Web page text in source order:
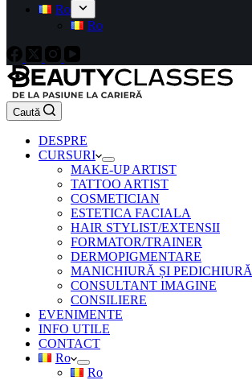
Ro
Ro
Caută
DESPRE
CURSURI
MAKE-UP ARTIST
TATTOO ARTIST
COSMETICIAN
ESTETICA FACIALA
HAIR STYLIST/EXTENSII
FORMATOR/TRAINER
DERMOPIGMENTARE
MANICHIURĂ ȘI PEDICHIURĂ
CONSULTANT IMAGINE
CONSILIERE
EVENIMENTE
INFO UTILE
CONTACT
Ro
Ro